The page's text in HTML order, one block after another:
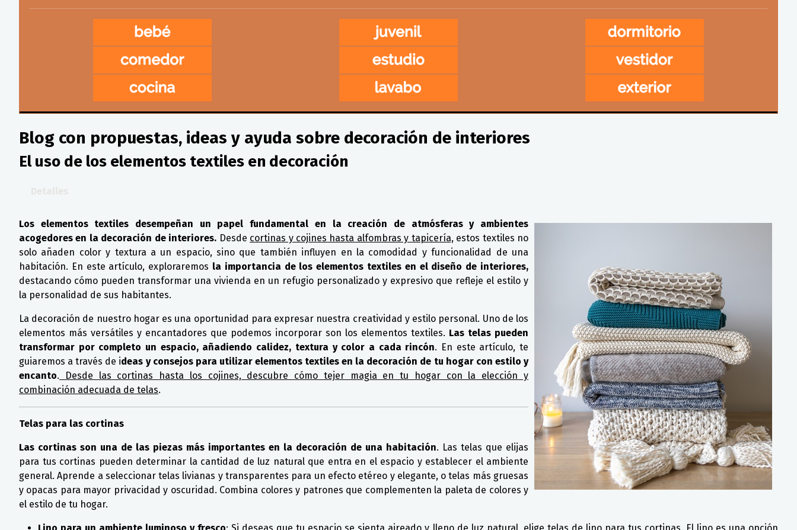
Blog con propuestas, ideas y ayuda sobre decoración de interiores
El uso de los elementos textiles en decoración
Los elementos textiles desempeñan un papel fundamental en la creación de atmósferas y ambientes
acogedores en la decoración de interiores. Desde cortinas y cojines hasta alfombras y tapicería,estos textiles no
solo añaden color y textura a un espacio, sino que también influyen en la comodidad y funcionalidad de una
habitación. En este artículo, exploraremos la importancia de los elementos textiles en el diseño de interiores,
destacando cómo pueden transformar una vivienda en un refugio personalizado y expresivo que refleje el estilo y
la personalidad de sus habitantes.
La decoración de nuestro hogar es una oportunidad para expresar nuestra creatividad y estilo personal. Uno de los
elementos más versátiles y encantadores que podemos incorporar son los elementos textiles. Las telas pueden
transformar por completo un espacio, añadiendo calidez, textura y color a cada rincón. En este artículo, te
guiaremos a través de ideas y consejos para utilizar elementos textiles en la decoración de tu hogar con estilo y
encanto. Desde las cortinas hasta los cojines, descubre cómo tejer magia en tu hogar con la elección y
combinación adecuada de telas.
Telas para las cortinas
Las cortinas son una de las piezas más importantes en la decoración de una habitación. Las telas que elijas
para tus cortinas pueden determinar la cantidad de luz natural que entra en el espacio y establecer el ambiente
general. Aprende a seleccionar telas livianas y transparentes para un efecto etéreo y elegante, o telas más gruesas
y opacas para mayor privacidad y oscuridad. Combina colores y patrones que complementen la paleta de colores y
el estilo de tu hogar.